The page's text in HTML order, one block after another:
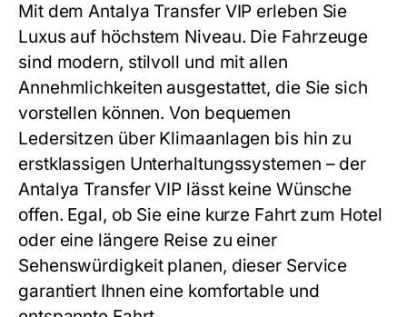
Mit demAntalya Transfer VIP erleben Sie
Luxus auf höchstem Niveau. Die Fahrzeuge
sind modern, stilvoll und mit allen
Annehmlichkeiten ausgestattet, die Sie sich
vorstellen können. Von bequemen
Ledersitzen über Klimaanlagen bis hin zu
erstklassigen Unterhaltungssystemen – der
Antalya Transfer VIP lässt keine Wünsche
offen. Egal, ob Sie eine kurze Fahrt zum Hotel
oder eine längere Reise zu einer
Sehenswürdigkeit planen, dieser Service
garantiert Ihnen eine komfortable und